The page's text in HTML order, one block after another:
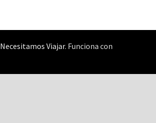
Necesitamos Viajar. Funciona con